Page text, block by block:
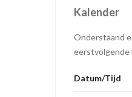
Kalender
Onderstaand
eerstvolgende
Datum/Tijd